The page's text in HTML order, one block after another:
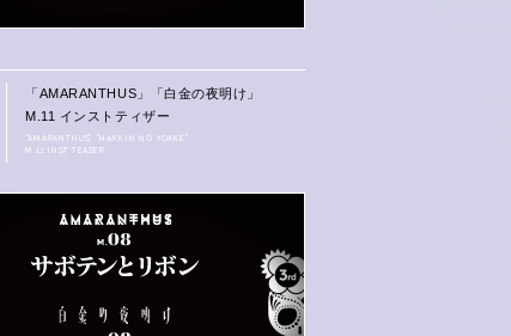
「AMARANTHUS」「白金の夜明け」
M.11 インストティザー
“AMARANTHUS” “HAKKIN NO YOAKE”
M.11 INST TEASER